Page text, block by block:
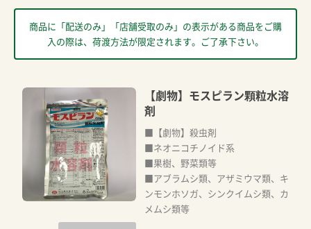
商品に「配送のみ」「店舗受取のみ」の表示がある商品をご購
入の際は、荷渡方法が限定されます。ご了承下さい。
【劇物】モスピラン顆粒水溶
剤
■【劇物】殺虫剤
■ネオニコチノイド系
■果樹、野菜類等
■アブラムシ類、アザミウマ類、キ
ンモンホソガ、シンクイムシ類、カ
メムシ類等